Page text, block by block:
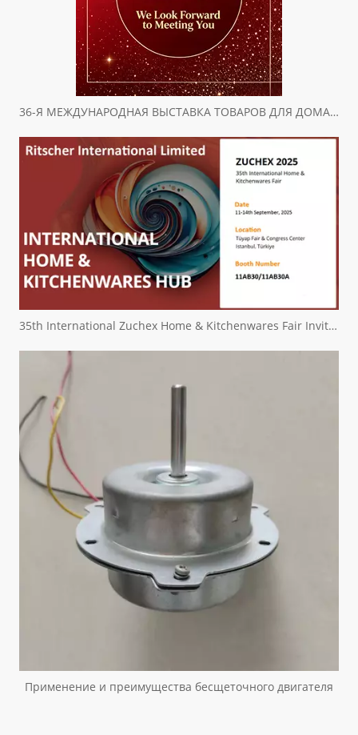
36-Я МЕЖДУНАРОДНАЯ ВЫСТАВКА ТОВАРОВ ДЛЯ ДОМА И КУХНИ ZUCHEX ПРИГЛАШЕНИЕ
35th International Zuchex Home & Kitchenwares Fair Invitation - Ritchcher International Limited
Применение и преимущества бесщеточного двигателя